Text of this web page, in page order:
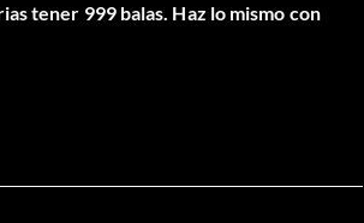
tener 999 balas. Haz lo mismo con